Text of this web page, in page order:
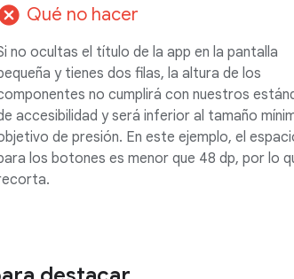
Qué no hacer
no ocultas el título de la app en la pantalla
y tienes dos filas, la altura de los
no cumplirá con nuestros
accesibilidad y será inferior al tamaño
de presión. En este ejemplo, el
los botones es menor que 48 dp, por lo